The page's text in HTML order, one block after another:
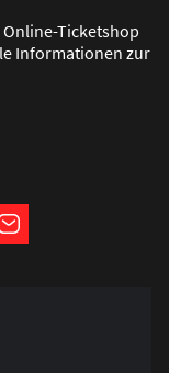
Ticketshop
Informationen zur